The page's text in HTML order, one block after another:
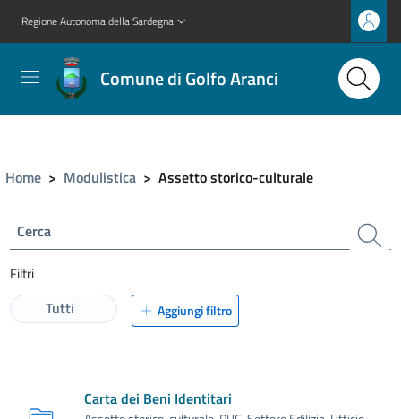
Regione Autonoma della Sardegna
Comune di Golfo Aranci
Home > Modulistica > Assetto storico-culturale
Cerca
Filtri
Tutti Aggiungi filtro
Carta dei Beni Identitari